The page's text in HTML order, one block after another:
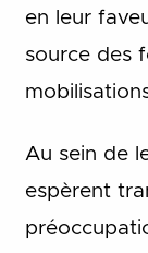
en leur
source des
Au sein de
espèrent